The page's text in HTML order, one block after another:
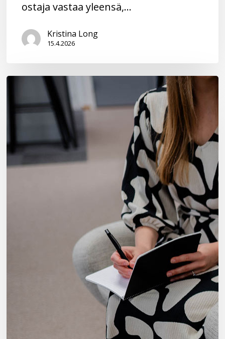
ostaja vastaa yleensä,…
Kristina Long
15.4.2026
Työsopimuslaki
1.1.2026
irtisanomiskynnystä
madallettiin